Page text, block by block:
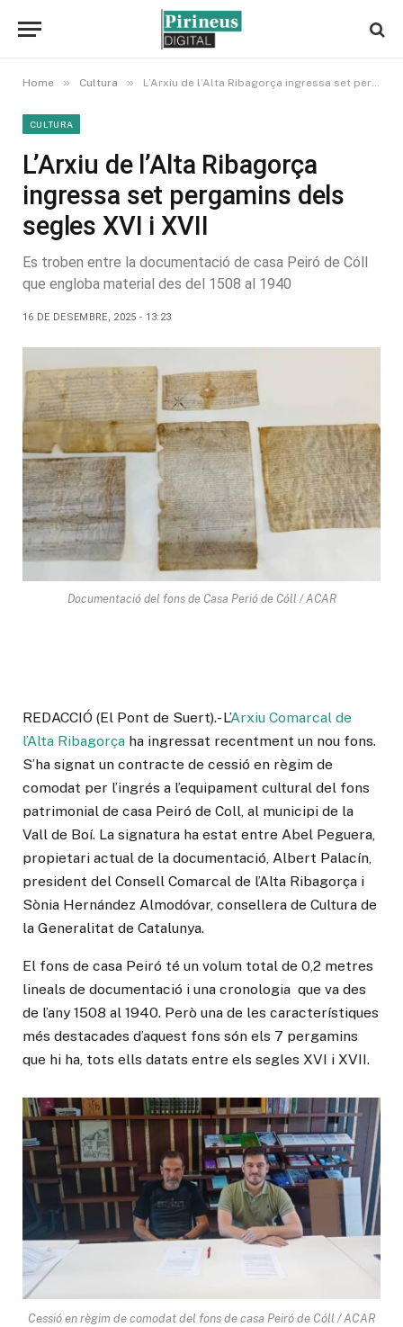
Home » Cultura » L’Arxiu de l’Alta Ribagorça ingressa set pergamins dels segles XVI i XVII
CULTURA
L’Arxiu de l’Alta Ribagorça
ingressa set pergamins dels
segles XVI i XVII
Es troben entre la documentació de casa Peiró de Cóll
que engloba material des del 1508 al 1940
16 DE DESEMBRE, 2025 - 13:23
Documentació del fons de Casa Perió de Cóll / ACAR
REDACCIÓ (El Pont de Suert).- L’Arxiu Comarcal de
l’Alta Ribagorça ha ingressat recentment un nou fons.
S’ha signat un contracte de cessió en règim de
comodat per l’ingrés a l’equipament cultural del fons
patrimonial de casa Peiró de Coll, al municipi de la
Vall de Boí. La signatura ha estat entre Abel Peguera,
propietari actual de la documentació, Albert Palacín,
president del Consell Comarcal de l’Alta Ribagorça i
Sònia Hernández Almodóvar, consellera de Cultura de
la Generalitat de Catalunya.
El fons de casa Peiró té un volum total de 0,2 metres
lineals de documentació i una cronologia que va des
de l’any 1508 al 1940. Però una de les característiques
més destacades d’aquest fons són els 7 pergamins
que hi ha, tots ells datats entre els segles XVI i XVII.
Cessió en règim de comodat del fons de casa Peiró de Cóll / ACAR